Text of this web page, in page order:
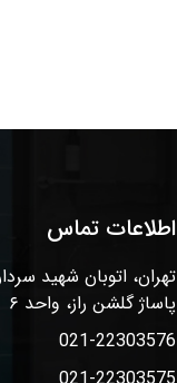
اطلاعات تماس
تهران، اتوبان شهید
پاساژ گلشن راز، واحد ۶
021-22303576